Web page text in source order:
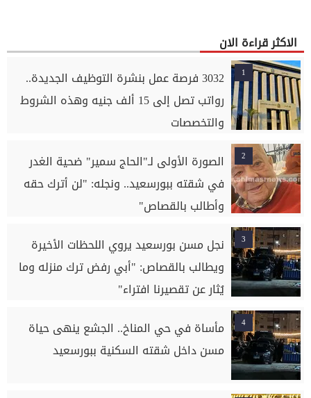
الاكثر قراءة الان
1
3032 فرصة عمل بنشرة التوظيف الجديدة..
رواتب تصل إلى 15 ألف جنيه وهذه الشروط
والتخصصات
2
الصورة الأولى لـ"الحاج سمير" ضحية الغدر
في شقته ببورسعيد.. ونجله: "لن أترك حقه
وأطالب بالقصاص"
3
نجل مسن بورسعيد يروي اللحظات الأخيرة
ويطالب بالقصاص: "أبي رفض ترك منزله وما
يُثار عن تقصيرنا افتراء"
4
مأساة في حي المناخ.. الجشع ينهى حياة
مسن داخل شقته السكنية ببورسعيد